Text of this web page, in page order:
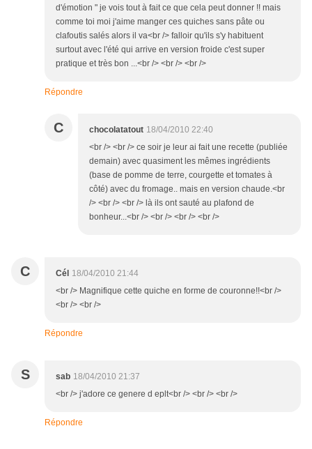
d'émotion " je vois tout à fait ce que cela peut donner !! mais
comme toi moi j'aime manger ces quiches sans pâte ou
clafoutis salés alors il va<br /> falloir qu'ils s'y habituent
surtout avec l'été qui arrive en version froide c'est super
pratique et très bon ...<br /> <br /> <br />
Répondre
C chocolatatout 18/04/2010 22:40
<br /> <br /> ce soir je leur ai fait une recette (publiée
demain) avec quasiment les mêmes ingrédients
(base de pomme de terre, courgette et tomates à
côté) avec du fromage.. mais en version chaude.<br
/> <br /> <br /> là ils ont sauté au plafond de
bonheur...<br /> <br /> <br /> <br />
C Cél 18/04/2010 21:44
<br /> Magnifique cette quiche en forme de couronne!!<br />
<br /> <br />
Répondre
S sab 18/04/2010 21:37
<br /> j'adore ce genere d eplt<br /> <br /> <br />
Répondre